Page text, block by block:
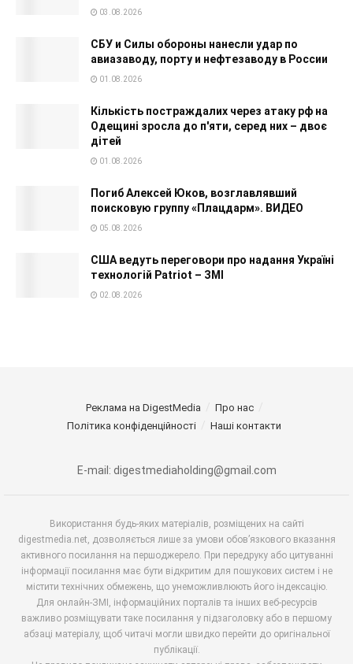
03.08.2026
СБУ и Силы обороны нанесли удар по
авиазаводу, порту и нефтезаводу в России
01.08.2026
Кількість постраждалих через атаку рф на
Одещині зросла до п'яти, серед них – двоє
дітей
01.08.2026
Погиб Алексей Юков, возглавлявший
поисковую группу «Плацдарм». ВИДЕО
05.08.2026
США ведуть переговори про надання Україні
технологій Patriot – ЗМІ
02.08.2026
Реклама на DigestMedia
Про нас
Політика конфіденційності
Наші контакти
E-mail: digestmediaholding@gmail.com
Використання будь-яких матеріалів, розміщених на сайті
digestmedia.net, дозволяється лише за умови обов’язкового вказання
активного посилання на першоджерело. При передруку або цитуванні
інформації посилання має бути відкритим для пошукових систем і не
містити технічних обмежень, що унеможливлюють його індексацію.
Для онлайн-ЗМІ, інформаційних порталів та інших веб-ресурсів
важливо розміщувати таке посилання у підзаголовку або в першому
абзаці матеріалу, щоб читачі могли швидко перейти до оригінальної
публікації.